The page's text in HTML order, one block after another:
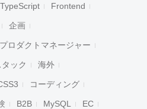
TypeScript Frontend
企画
プロダクトマネージャー
ック 海外
コーディング
B2B MySQL EC